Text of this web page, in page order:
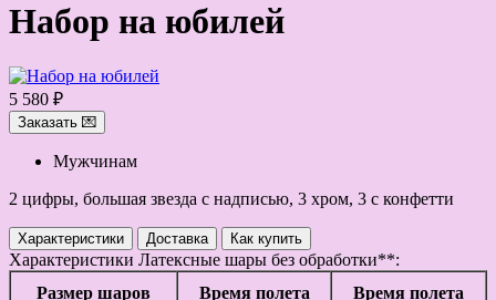
Набор на юбилей
5 580 ₽
Заказать 💌
Мужчинам
2 цифры, большая звезда с надписью, 3 хром, 3 с конфетти
Характеристики Доставка Как купить
Характеристики Латексные шары без обработки**:
Размер шаров
Время полета
Время полета